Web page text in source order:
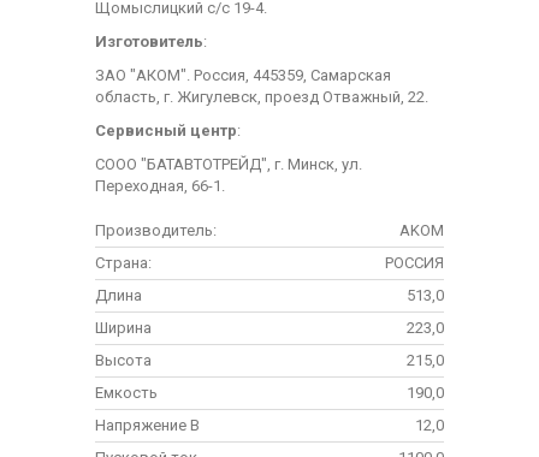
Щомыслицкий с/с 19-4.
Изготовитель:
ЗАО "АКОМ". Россия, 445359, Самарская
область, г. Жигулевск, проезд Отважный, 22.
Сервисный центр:
СООО "БАТАВТОТРЕЙД", г. Минск, ул.
Переходная, 66-1.
Производитель:
AKOM
Страна:
РОССИЯ
Длина
513,0
Ширина
223,0
Высота
215,0
Емкость
190,0
Напряжение В
12,0